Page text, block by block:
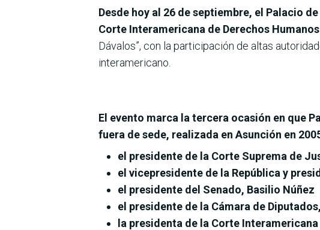
Desde hoy al 26 de septiembre, el Palacio
Corte Interamericana de Derechos
Dávalos”, con la participación de altas
interamericano.
El evento marca la tercera ocasión en que
fuera de sede, realizada en Asunción en
el presidente de la Corte Suprema de
el vicepresidente de la República y
el presidente del Senado, Basilio Núñez
el presidente de la Cámara de
la presidenta de la Corte